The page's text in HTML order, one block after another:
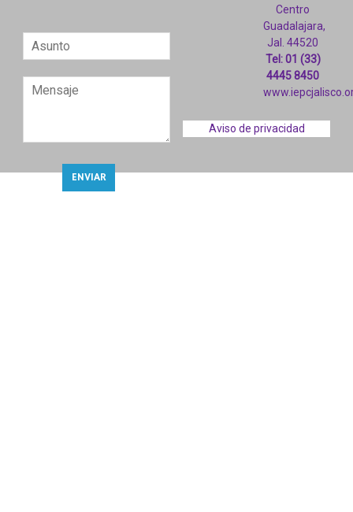
Centro
Guadalajara,
Jal. 44520
Tel: 01 (33)
4445 8450
Aviso de privacidad